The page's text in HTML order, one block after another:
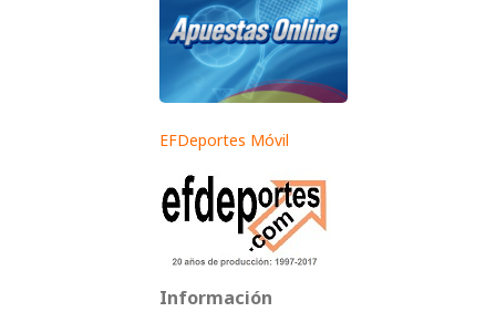
EFDeportes Móvil
Información